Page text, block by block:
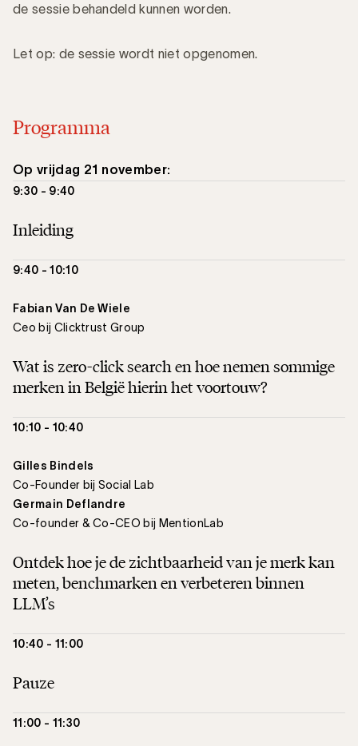
de sessie behandeld kunnen worden.
Let op: de sessie wordt niet opgenomen.
Programma
Op vrijdag 21 november:
9:30 - 9:40
Inleiding
9:40 - 10:10
Fabian Van De Wiele
Ceo bij Clicktrust Group
Wat is zero-click search en hoe nemen sommige
merken in België hierin het voortouw?
10:10 - 10:40
Gilles Bindels
Co-Founder bij Social Lab
Germain Deflandre
Co-founder & Co-CEO bij MentionLab
Ontdek hoe je de zichtbaarheid van je merk kan
meten, benchmarken en verbeteren binnen
LLM’s
10:40 - 11:00
Pauze
11:00 - 11:30